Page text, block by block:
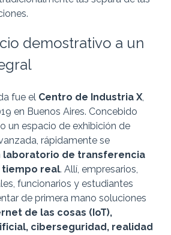
demostrativo a un
fue el Centro de Industria X,
en Buenos Aires. Concebido
un espacio de exhibición de
rápidamente se
laboratorio de transferencia
real. Allí, empresarios,
funcionarios y estudiantes
de primera mano soluciones
de las cosas (IoT),
ciberseguridad, realidad